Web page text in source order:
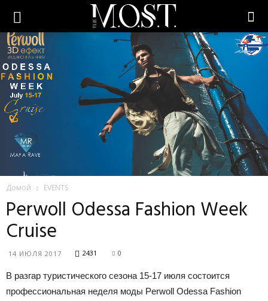
Домой EVENTS
Perwoll Odessa Fashion Week
Cruise
14 ИЮЛЯ 2017 2431 0
В разгар туристического сезона 15-17 июля состоится
профессиональная неделя моды Perwoll Odessa Fashion